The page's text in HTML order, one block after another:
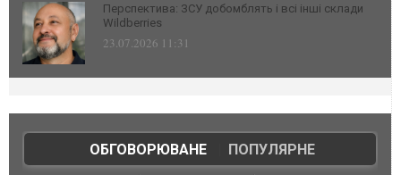
Перспектива: ЗСУ добомблять і всі інші склади
Wildberries
23.07.2026 11:31
ОБГОВОРЮВАНЕ| ПОПУЛЯРНЕ